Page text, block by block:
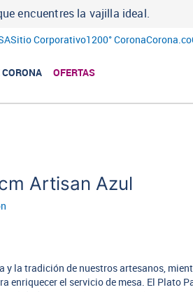
encuentres la vajilla ideal.
Sitio Corporativo1200° CoronaCorona.co
CORONA OFERTAS
Artisan Azul
y la tradición de nuestros artesanos,
enriquecer el servicio de mesa. El Plato